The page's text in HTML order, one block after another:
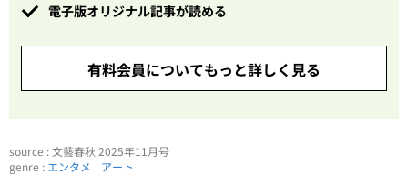
電子版オリジナル記事が読める
有料会員についてもっと詳しく見る
source : 文藝春秋 2025年11月号
genre : エンタメ アート